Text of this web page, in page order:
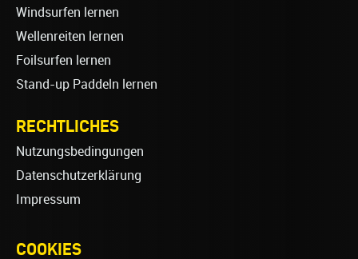
Windsurfen lernen
Wellenreiten lernen
Foilsurfen lernen
Stand-up Paddeln lernen
RECHTLICHES
Nutzungsbedingungen
Datenschutzerklärung
Impressum
COOKIES